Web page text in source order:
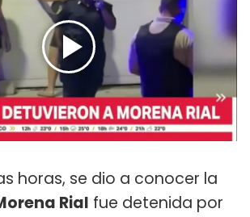
horas, se dio a conocer la
Rial fue detenida por